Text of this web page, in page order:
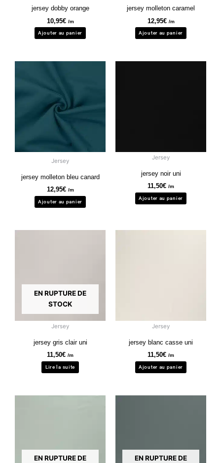
jersey dobby orange
10,95€ /m
Ajouter au panier
jersey molleton caramel
12,95€ /m
Ajouter au panier
Jersey
jersey molleton bleu canard
12,95€ /m
Ajouter au panier
Jersey
jersey noir uni
11,50€ /m
Ajouter au panier
EN RUPTURE DE
STOCK
Jersey
jersey gris clair uni
11,50€ /m
Lire la suite
Jersey
jersey blanc casse uni
11,50€ /m
Ajouter au panier
EN RUPTURE DE
EN RUPTURE DE